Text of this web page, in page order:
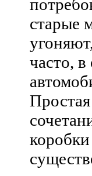
старые
часто,